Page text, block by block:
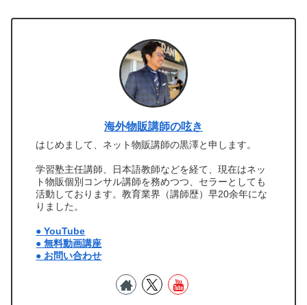
海外物販講師の呟き
はじめまして、ネット物販講師の黒澤と申します。
学習塾主任講師、日本語教師などを経て、現在はネッ
ト物販個別コンサル講師を務めつつ、セラーとしても
活動しております。教育業界（講師歴）早20余年にな
りました。
● YouTube
● 無料動画講座
● お問い合わせ